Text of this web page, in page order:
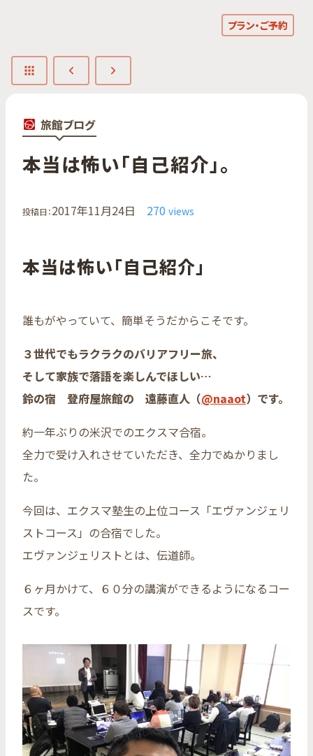
プラン・ご予約
旅館ブログ
本当は​怖い​「自己紹介」。
投稿日：2017年11月24日 270 views
本当は怖い「自己紹介」
誰もがやっていて、簡単そうだからこそです。
３世代でもラクラクのバリアフリー旅、
そして家族で落語を楽しんでほしい…
鈴の宿 登府屋旅館の 遠藤直人（@naaot）です。
約一年ぶりの米沢でのエクスマ合宿。
全力で受け入れさせていただき、全力でぬかりまし
た。
今回は、エクスマ塾生の上位コース「エヴァンジェリ
ストコース」の合宿でした。
エヴァンジェリストとは、伝道師。
６ヶ月かけて、６０分の講演ができるようになるコー
スです。